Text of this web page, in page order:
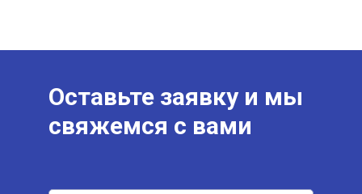
Оставьте заявку и мы
свяжемся с вами